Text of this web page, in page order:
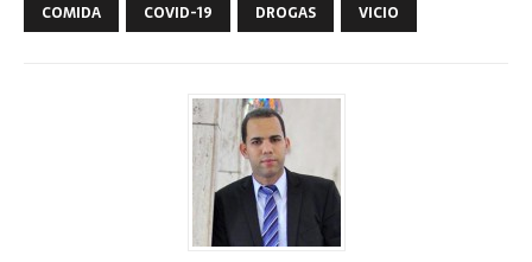
COMIDA
COVID-19 DROGAS VICIO